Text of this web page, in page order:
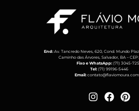
End: Av. Tancredo Neves, 620, Cond. Mundo
Caminho das Árvores, Salvador, BA –
Fixo e WhatsApp: (71) 3045-
Tel: (71) 99196-5446
Email: